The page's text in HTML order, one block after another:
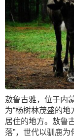
敖鲁古雅，位于内
为“杨树林茂盛的
居住的地方。敖鲁
落”，世代以驯鹿为